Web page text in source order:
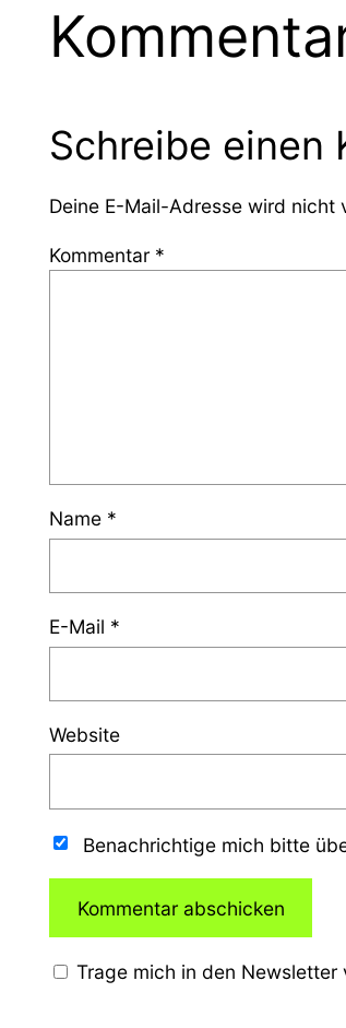
Schreibe einen
Deine E-Mail-Adresse wird nicht
Kommentar *
Name *
E-Mail *
Website
Benachrichtige mich bitte
Trage mich in den Newsletter